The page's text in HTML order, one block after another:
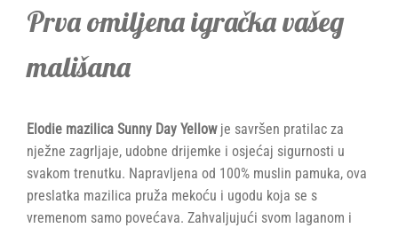
Prva omiljena igračka vašeg
mališana
Elodie mazilica Sunny Day Yellowje savršen pratilac za
nježne zagrljaje, udobne drijemke i osjećaj sigurnosti u
svakom trenutku. Napravljena od 100% muslin pamuka, ova
preslatka mazilica pruža mekoću i ugodu koja se s
vremenom samo povećava. Zahvaljujući svom laganom i